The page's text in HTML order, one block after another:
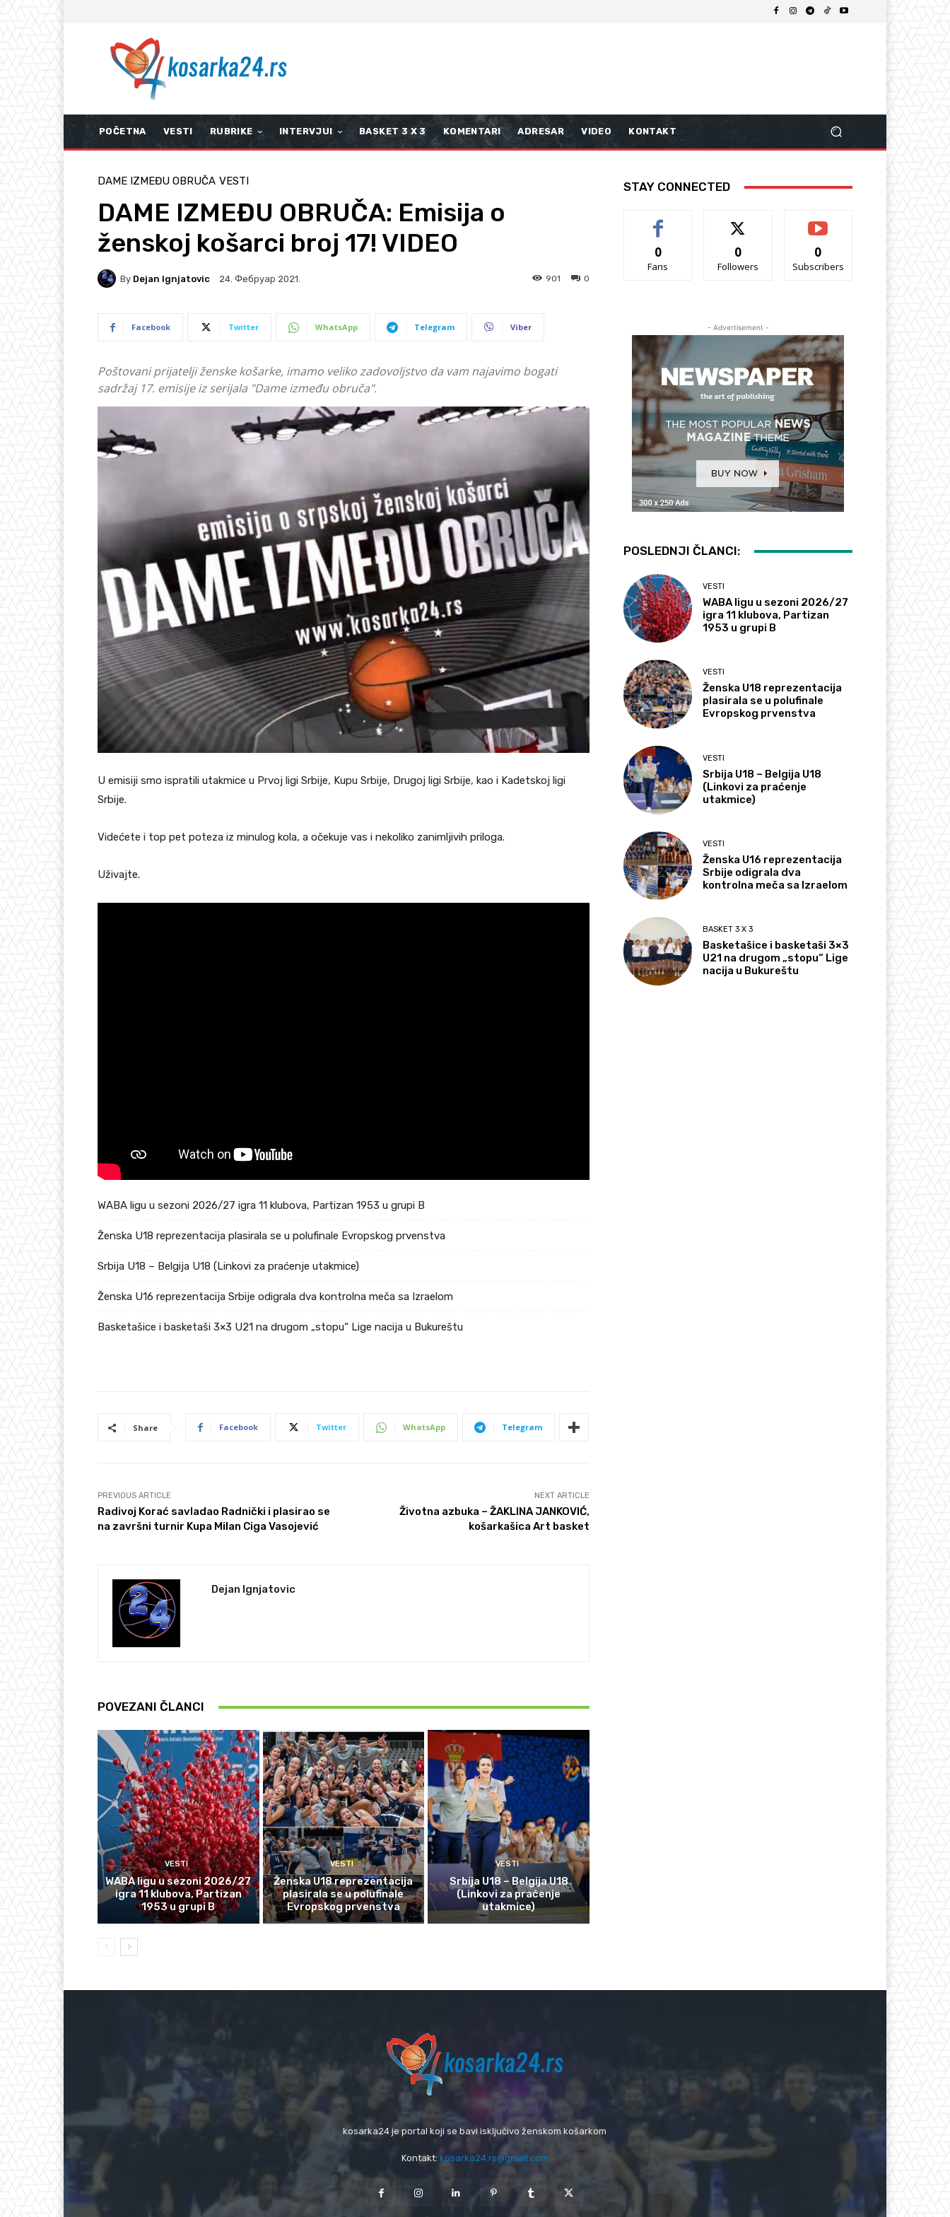
POČETNA VESTI RUBRIKE INTERVJUI BASKET 3 X 3 KOMENTARI ADRESAR VIDEO KONTAKT
DAME IZMEĐU OBRUČA VESTI
DAME IZMEĐU OBRUČA: Emisija o
ženskoj košarci broj 17! VIDEO
By Dejan Ignjatovic 24. Фебруар 2021. 0
901
Facebook Twitter WhatsApp Telegram Viber
Poštovani prijatelji ženske košarke, imamo veliko zadovoljstvo da vam najavimo bogati
sadržaj 17. emisije iz serijala "Dame između obruča".
U emisiji smo ispratili utakmice u Prvoj ligi Srbije, Kupu Srbije, Drugoj ligi Srbije, kao i Kadetskoj ligi
Srbije.
Videćete i top pet poteza iz minulog kola, a očekuje vas i nekoliko zanimljivih priloga.
Uživajte.
WABA ligu u sezoni 2026/27 igra 11 klubova, Partizan 1953 u grupi B
Ženska U18 reprezentacija plasirala se u polufinale Evropskog prvenstva
Srbija U18 – Belgija U18 (Linkovi za praćenje utakmice)
Ženska U16 reprezentacija Srbije odigrala dva kontrolna meča sa Izraelom
Basketašice i basketaši 3×3 U21 na drugom „stopu“ Lige nacija u Bukureštu
Share Facebook Twitter WhatsApp Telegram
PREVIOUS ARTICLE
Radivoj Korać savladao Radnički i plasirao se
na završni turnir Kupa Milan Ciga Vasojević
NEXT ARTICLE
Životna azbuka – ŽAKLINA JANKOVIĆ,
košarkašica Art basket
Dejan Ignjatovic
POVEZANI ČLANCI
VESTI
WABA ligu u sezoni 2026/27
igra 11 klubova, Partizan
1953 u grupi B
VESTI
Ženska U18 reprezentacija
plasirala se u polufinale
Evropskog prvenstva
VESTI
Srbija U18 – Belgija U18
(Linkovi za praćenje
utakmice)
STAY CONNECTED
0
Fans
0
Followers
0
Subscribers
- Advertisement -
POSLEDNJI ČLANCI:
VESTI
WABA ligu u sezoni 2026/27
igra 11 klubova, Partizan
1953 u grupi B
VESTI
Ženska U18 reprezentacija
plasirala se u polufinale
Evropskog prvenstva
VESTI
Srbija U18 – Belgija U18
(Linkovi za praćenje
utakmice)
VESTI
Ženska U16 reprezentacija
Srbije odigrala dva
kontrolna meča sa Izraelom
BASKET 3 X 3
Basketašice i basketaši 3×3
U21 na drugom „stopu“ Lige
nacija u Bukureštu
kosarka24 je portal koji se bavi isključivo ženskom košarkom
Kontakt: kosarka24.rs@gmail.com